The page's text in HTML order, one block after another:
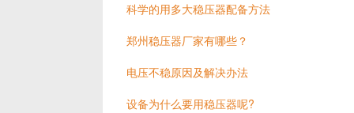
科学的用多大稳压器配备方法
郑州稳压器厂家有哪些？
电压不稳原因及解决办法
设备为什么要用稳压器呢?